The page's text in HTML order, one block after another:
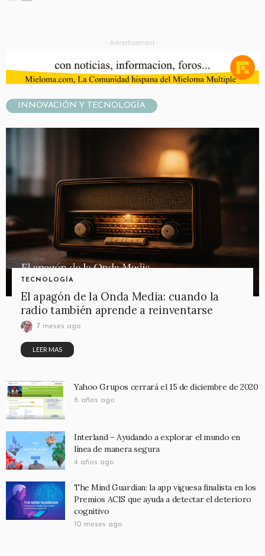
- Advertisement -
INNOVACIÓN Y TECNOLOGÍA
TECNOLOGÍA
El apagón de la Onda Media: cuando la
radio también aprende a reinventarse
7 meses ago
LEER MAS
Yahoo Grupos cerrará el 15 de diciembre de 2020
6 años ago
Interland – Ayudando a explorar el mundo en
línea de manera segura
4 años ago
The Mind Guardian: la app viguesa finalista en los
Premios ACIS que ayuda a detectar el deterioro
cognitivo
10 meses ago